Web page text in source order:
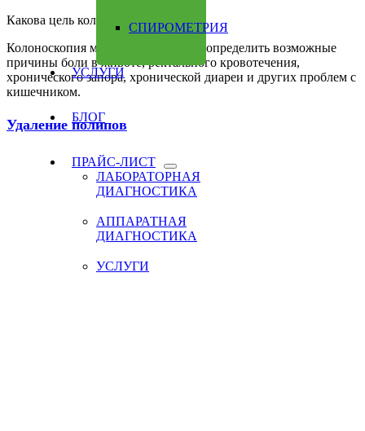
СПИРОМЕТРИЯ
УСЛУГИ
БЛОГ
ПРАЙС-ЛИСТ
ЛАБОРАТОРНАЯ
ДИАГНОСТИКА
АППАРАТНАЯ
ДИАГНОСТИКА
УСЛУГИ
Какова цель колоноскопии?
Колоноскопия может помочь врачу определить возможные
причины боли в животе, ректального кровотечения,
хронического запора, хронической диареи и других проблем с
кишечником.
Удаление полипов